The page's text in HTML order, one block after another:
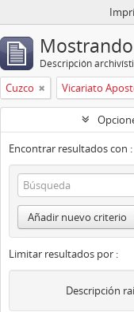
Descripción
Cuzco Vicariato
Encontrar resultados con :
Añadir nuevo criterio
Limitar resultados por :
Descripción